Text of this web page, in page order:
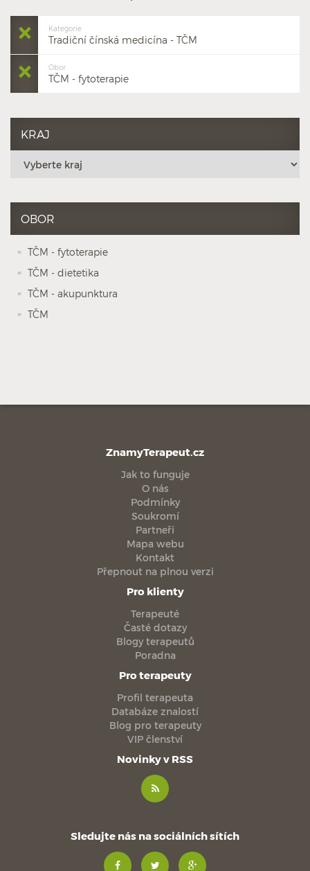
Kategorie
Tradiční čínská medicína - TČM
Obor
TČM - fytoterapie
KRAJ
OBOR
TČM - fytoterapie
TČM - dietetika
TČM - akupunktura
TČM
ZnamyTerapeut.cz
Jak to funguje
O nás
Podmínky
Soukromí
Partneři
Mapa webu
Kontakt
Přepnout na plnou verzi
Pro klienty
Terapeuté
Časté dotazy
Blogy terapeutů
Poradna
Pro terapeuty
Profil terapeuta
Databáze znalostí
Blog pro terapeuty
VIP členství
Novinky v RSS
Sledujte nás na sociálních sítích